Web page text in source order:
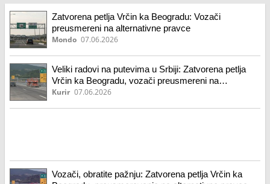
Zatvorena petlja Vrčin ka Beogradu: Vozači
preusmereni na alternativne pravce
Mondo 07.06.2026
Veliki radovi na putevima u Srbiji: Zatvorena petlja
Vrčin ka Beogradu, vozači preusmereni na
alternativne pravce, službe na terenu na još četiri
Kurir 07.06.2026
Vozači, obratite pažnju: Zatvorena petlja Vrčin ka